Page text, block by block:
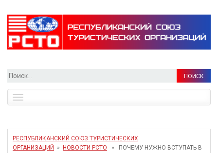
Найти:
navigation
РЕСПУБЛИКАНСКИЙ СОЮЗ ТУРИСТИЧЕСКИХ
ОРГАНИЗАЦИЙ
» НОВОСТИ РСТО » ПОЧЕМУ НУЖНО ВСТУПАТЬ В